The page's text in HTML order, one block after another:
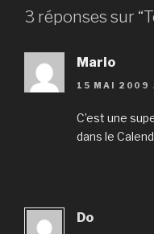
3 réponses sur
Mario
15 MAI 2009
C’est une
dans le
Do